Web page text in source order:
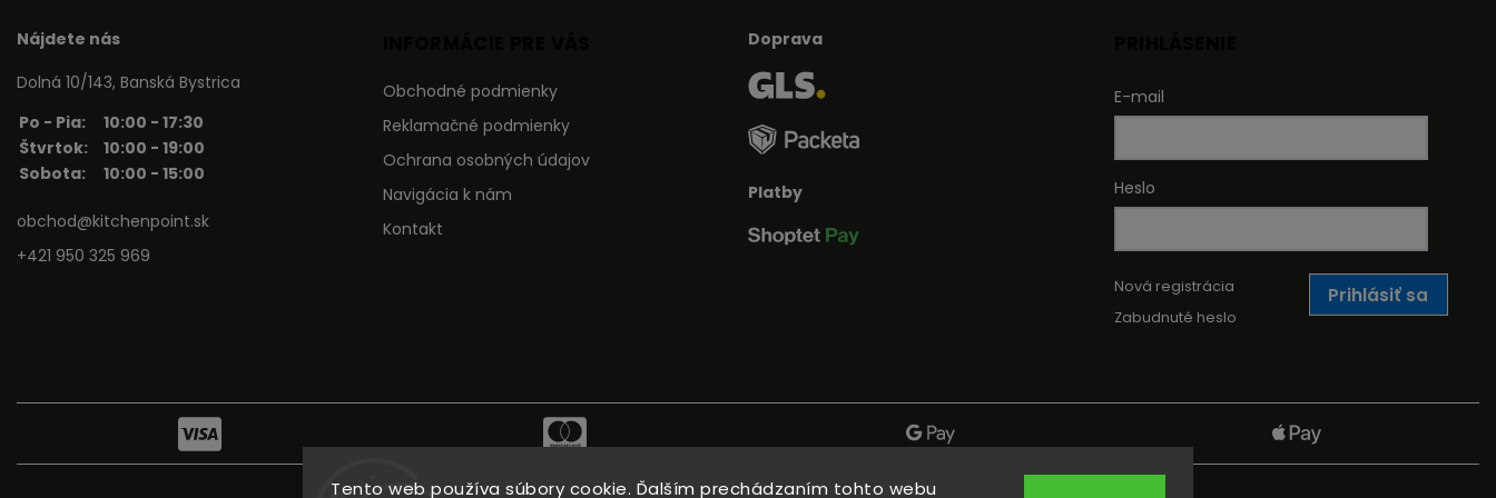
Tento web používa súbory cookie. Ďalším prechádzaním tohto webu
Nájdete nás
Dolná 10/143, Banská Bystrica
Po - Pia:
10:00 - 17:30
Štvrtok:
10:00 - 19:00
Sobota:
10:00 - 15:00
obchod@kitchenpoint.sk
+421 950 325 969
Obchodné podmienky
Reklamačné podmienky
Ochrana osobných údajov
Navigácia k nám
Kontakt
Doprava
Platby
E-mail
Heslo
Prihlásiť sa
Nová registrácia
Zabudnuté heslo